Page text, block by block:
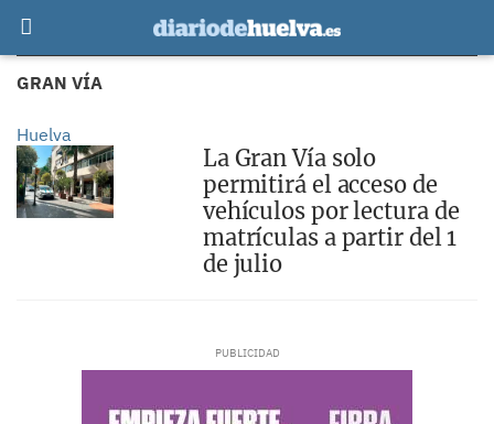
GRAN VÍA
Huelva
La Gran Vía solo
permitirá el acceso de
vehículos por lectura de
matrículas a partir del 1
de julio